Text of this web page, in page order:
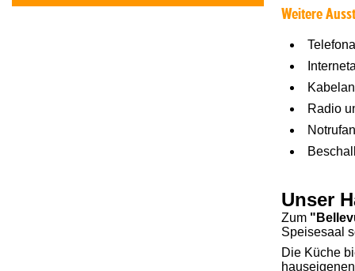
Weitere
Radio
Unser
Zum
Speisesaal
Die Küche